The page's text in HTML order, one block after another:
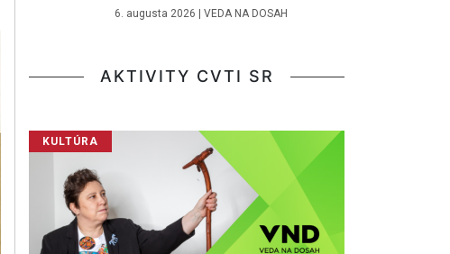
6. augusta 2026 | VEDA NA DOSAH
AKTIVITY CVTI SR
KULTÚRA